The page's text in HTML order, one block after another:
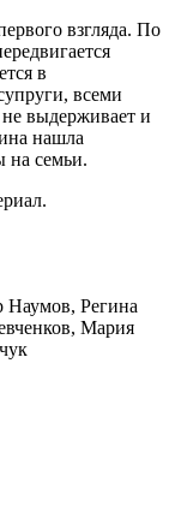
взгляда. По
в
всеми
выдерживает и
нашла
на семьи.
Наумов, Регина
Мария